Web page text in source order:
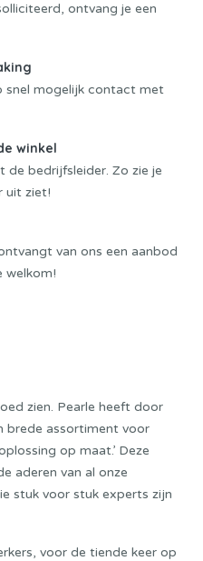
ontvang je een
snel mogelijk contact met
winkel
de bedrijfsleider. Zo zie je
uit ziet!
van ons een aanbod
welkom!
zien. Pearle heeft door
brede assortiment voor
op maat.’ Deze
aderen van al onze
stuk voor stuk experts zijn
voor de tiende keer op